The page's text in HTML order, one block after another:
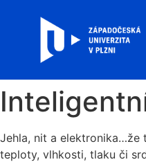
Jehla, nit a elektronika…že
teploty, vlhkosti, tlaku či